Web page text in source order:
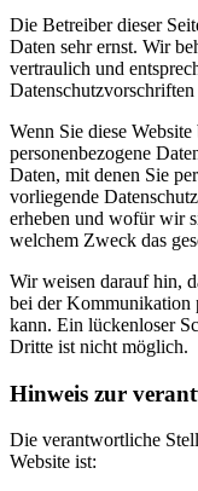
Die Betreiber dieser
Daten sehr ernst. Wir
vertraulich und
Wenn Sie diese
personenbezogene
Daten, mit denen Sie
vorliegende
erheben und wofür wir
welchem Zweck das
Wir weisen darauf hin,
bei der Kommunikation
kann. Ein lückenloser
Dritte ist nicht möglich.
Hinweis zur
Die verantwortliche
Website ist: